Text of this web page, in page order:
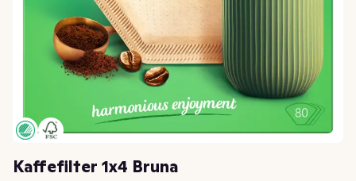
Kaffefilter 1x4 Bruna